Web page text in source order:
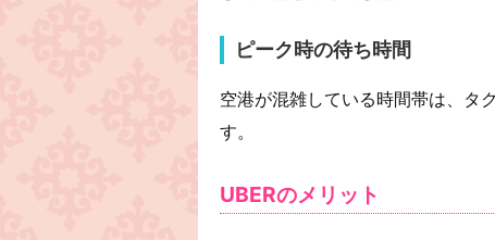
ピーク時の待ち時間
空港が混雑している時間帯は、タ
す。
UBERのメリット